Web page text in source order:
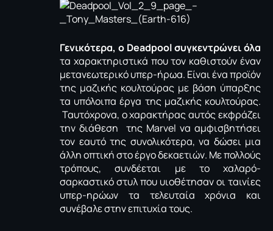
Γενικότερα, ο Deadpool συγκεντρώνει όλα
τα χαρακτηριστικά που τον καθιστούν έναν
μετανεωτερικό υπερ-ήρωα. Είναι ένα προϊόν
της μαζικής κουλτούρας με βάση ύπαρξης
τα υπόλοιπα έργα της μαζικής κουλτούρας.
Ταυτόχρονα, ο χαρακτήρας αυτός εκφράζει
την διάθεση της Marvel να αμφισβητήσει
τον εαυτό της συνολικότερα, να δώσει μια
άλλη οπτική στο έργο δεκαετιών. Με πολλούς
τρόπους, συνδέεται με το χαλαρό-
σαρκαστικό στυλ που υιοθέτησαν οι ταινίες
υπερ-ηρώων τα τελευταία χρόνια και
συνέβαλε στην επιτυχία τους.